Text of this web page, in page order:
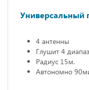
Универсальный
4 антенны
Глушит 4
Радиус 15м.
Автономно